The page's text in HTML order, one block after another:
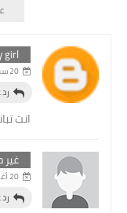
20 سبتمبر 2022 في 6:15 ص
انت
20 أغسطس 2023 في 4:48 ص